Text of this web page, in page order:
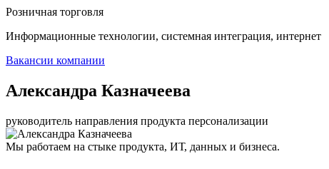
Розничная торговля
Информационные технологии, системная интеграция, интернет
Вакансии компании
Александра Казначеева
руководитель направления продукта персонализации
Мы работаем на стыке продукта, ИТ, данных и бизнеса.